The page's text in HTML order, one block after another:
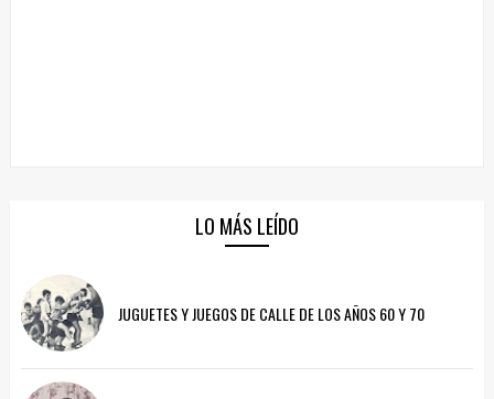
LO MÁS LEÍDO
JUGUETES Y JUEGOS DE CALLE DE LOS AÑOS 60 Y 70